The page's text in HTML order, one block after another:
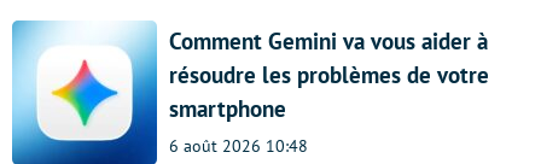
Comment Gemini va vous aider à
résoudre les problèmes de votre
smartphone
6 août 2026 10:48